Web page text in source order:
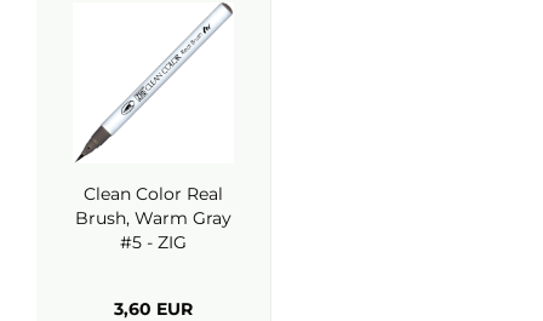
Clean Color Real
Brush, Warm Gray
#5 - ZIG
3,60 EUR